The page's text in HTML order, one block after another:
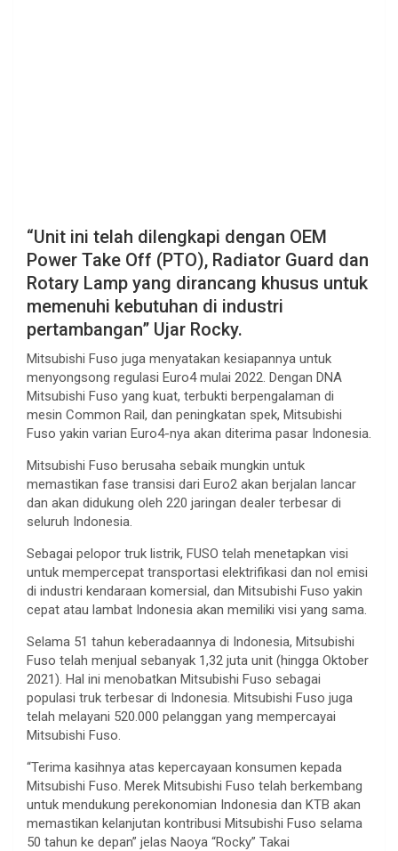
“Unit ini telah dilengkapi dengan OEM
Power Take Off (PTO), Radiator Guard dan
Rotary Lamp yang dirancang khusus untuk
memenuhi kebutuhan di industri
pertambangan” Ujar Rocky.
Mitsubishi Fuso juga menyatakan kesiapannya untuk
menyongsong regulasi Euro4 mulai 2022. Dengan DNA
Mitsubishi Fuso yang kuat, terbukti berpengalaman di
mesin Common Rail, dan peningkatan spek, Mitsubishi
Fuso yakin varian Euro4-nya akan diterima pasar Indonesia.
Mitsubishi Fuso berusaha sebaik mungkin untuk
memastikan fase transisi dari Euro2 akan berjalan lancar
dan akan didukung oleh 220 jaringan dealer terbesar di
seluruh Indonesia.
Sebagai pelopor truk listrik, FUSO telah menetapkan visi
untuk mempercepat transportasi elektrifikasi dan nol emisi
di industri kendaraan komersial, dan Mitsubishi Fuso yakin
cepat atau lambat Indonesia akan memiliki visi yang sama.
Selama 51 tahun keberadaannya di Indonesia, Mitsubishi
Fuso telah menjual sebanyak 1,32 juta unit (hingga Oktober
2021). Hal ini menobatkan Mitsubishi Fuso sebagai
populasi truk terbesar di Indonesia. Mitsubishi Fuso juga
telah melayani 520.000 pelanggan yang mempercayai
Mitsubishi Fuso.
“Terima kasihnya atas kepercayaan konsumen kepada
Mitsubishi Fuso. Merek Mitsubishi Fuso telah berkembang
untuk mendukung perekonomian Indonesia dan KTB akan
memastikan kelanjutan kontribusi Mitsubishi Fuso selama
50 tahun ke depan” jelas Naoya “Rocky” Takai